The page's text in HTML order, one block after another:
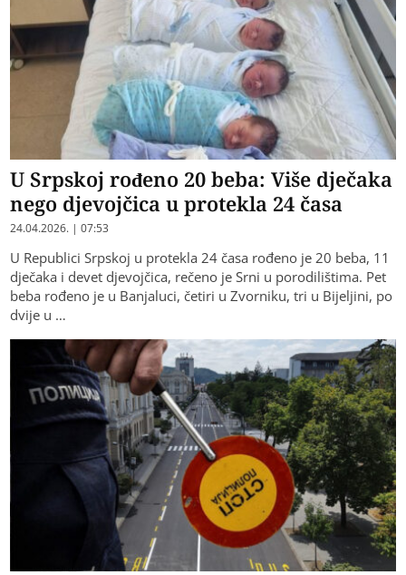
U Srpskoj rođeno 20 beba: Više dječaka
nego djevojčica u protekla 24 časa
24.04.2026. | 07:53
U Republici Srpskoj u protekla 24 časa rođeno je 20 beba, 11
dječaka i devet djevojčica, rečeno je Srni u porodilištima. Pet
beba rođeno je u Banjaluci, četiri u Zvorniku, tri u Bijeljini, po
dvije u …